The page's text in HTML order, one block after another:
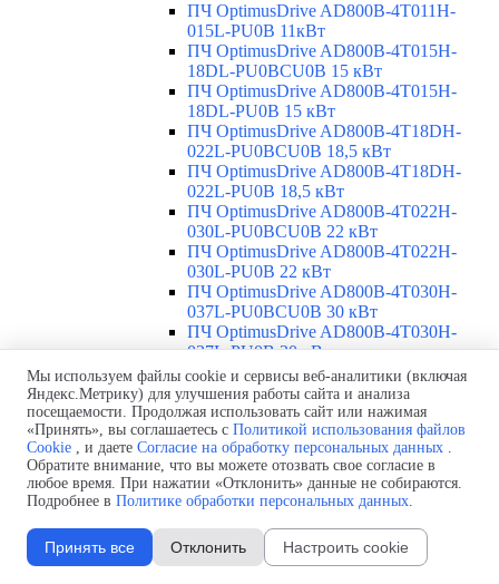
ПЧ OptimusDrive AD800B-4T011H-
015L-PU0B 11кВт
ПЧ OptimusDrive AD800B-4T015H-
18DL-PU0BCU0B 15 кВт
ПЧ OptimusDrive AD800B-4T015H-
18DL-PU0B 15 кВт
ПЧ OptimusDrive AD800B-4T18DH-
022L-PU0BCU0B 18,5 кВт
ПЧ OptimusDrive AD800B-4T18DH-
022L-PU0B 18,5 кВт
ПЧ OptimusDrive AD800B-4T022H-
030L-PU0BCU0B 22 кВт
ПЧ OptimusDrive AD800B-4T022H-
030L-PU0B 22 кВт
ПЧ OptimusDrive AD800B-4T030H-
037L-PU0BCU0B 30 кВт
ПЧ OptimusDrive AD800B-4T030H-
037L-PU0B 30 кВт
ПЧ OptimusDrive AD800B-4T037H-
045L-PU0BCU0B 37 кВт
ПЧ OptimusDrive AD800B-4T037H-
045L-PU0B 37 кВт
ПЧ OptimusDrive AD800B-4T045H-
055L-PU0BCU0B 45 кВт
ПЧ OptimusDrive AD800B-4T045H-
055L-PU0B 45 кВт
Siemens ПЧ и УПП
▼
Обзор ПЧ и УПП Siemens
Мы используем файлы cookie и сервисы веб-аналитики (включая
Яндекс.Метрику) для улучшения работы сайта и анализа
посещаемости. Продолжая использовать сайт или нажимая
«Принять», вы соглашаетесь с Политикой использования файлов
Cookie , и даете Согласие на обработку персональных данных .
Обратите внимание, что вы можете отозвать свое согласие в
любое время. При нажатии «Отклонить» данные не собираются.
Подробнее в Политике обработки персональных данных.
Принять все Отклонить Настроить cookie